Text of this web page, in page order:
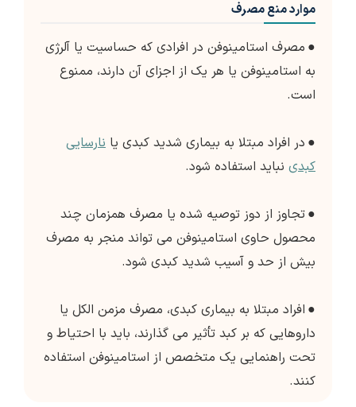
موارد منع مصرف
● مصرف استامینوفن در افرادی که حساسیت یا آلرژی
به استامینوفن یا هر یک از اجزای آن دارند، ممنوع
است.
● در افراد مبتلا به بیماری شدید کبدی یا نارسایی
کبدی نباید استفاده شود.
●تجاوز از دوز توصیه شده یا مصرف همزمان چند
محصول حاوی استامینوفن می تواند منجر به مصرف
بیش از حد و آسیب شدید کبدی شود.
● افراد مبتلا به بیماری کبدی، مصرف مزمن الکل یا
داروهایی که بر کبد تأثیر می گذارند، باید با احتیاط و
تحت راهنمایی یک متخصص از استامینوفن استفاده
کنند.